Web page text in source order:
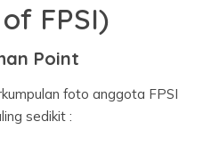
FPSI)
Point
foto anggota FPSI
sedikit :